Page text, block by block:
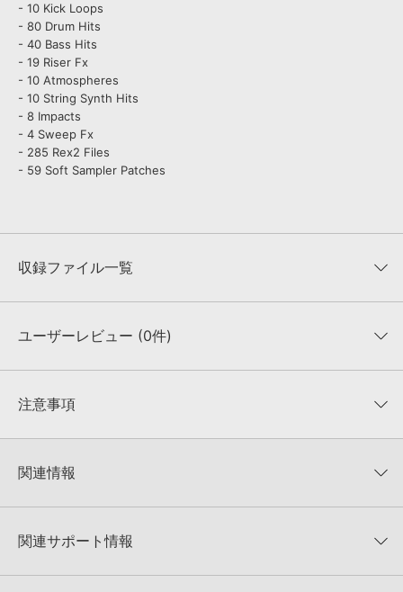
- 10 Kick Loops
- 80 Drum Hits
- 40 Bass Hits
- 19 Riser Fx
- 10 Atmospheres
- 10 String Synth Hits
- 8 Impacts
- 4 Sweep Fx
- 285 Rex2 Files
- 59 Soft Sampler Patches
収録ファイル一覧
収録ファイル一覧
ユーザーレビュー (0件)
★★★★★
★5
★4
★1
0%
注意事項
KONTAKTフォーマットは、
でお使いいただけます。無償版のKONTAKT PLAYERではお使いい
4GBを超えるデータに関するご注意：
FAT32でフォーマットされた
関連情報
マーセール！
関連サポート情報